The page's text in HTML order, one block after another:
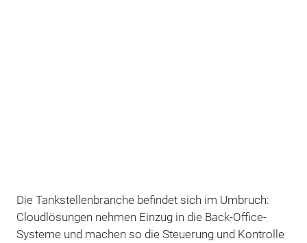
Die Tankstellenbranche befindet sich im Umbruch:
Cloudlösungen nehmen Einzug in die Back-Office-
Systeme und machen so die Steuerung und Kontrolle